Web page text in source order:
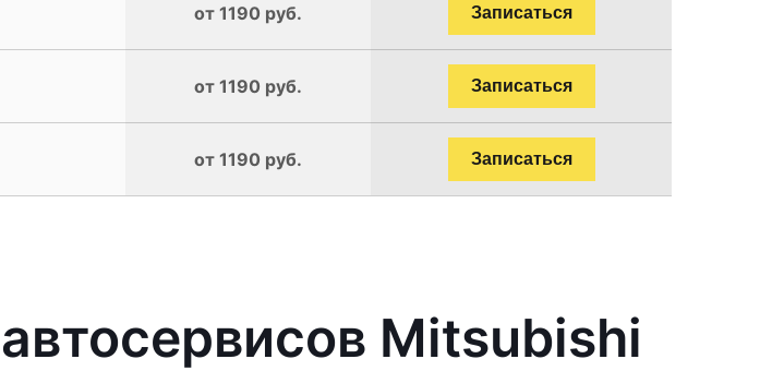
от 1190 руб. Записаться
от 1190 руб. Записаться
от 1190 руб. Записаться
Mitsubishi